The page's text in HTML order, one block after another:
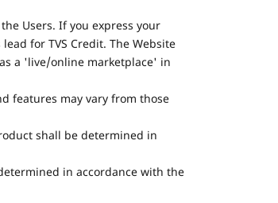
Users. If you express your
for TVS Credit. The Website
a 'live/online marketplace' in
features may vary from those
shall be determined in
in accordance with the